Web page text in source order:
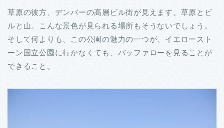
草原の彼方、デンバーの高層ビル街が見えます。草原とビ
ルと山。こんな景色が見られる場所もそうないでしょう。
そして何よりも、この公園の魅力の一つが、イエロースト
ーン国立公園に行かなくても、バッファローを見ることが
できること。